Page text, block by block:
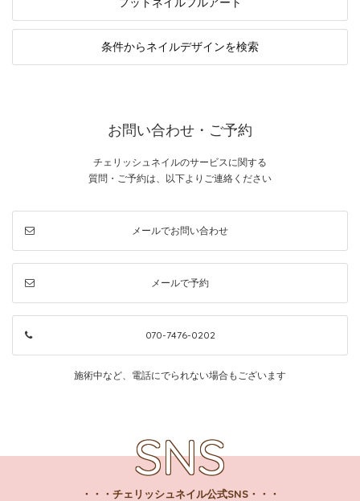
条件からネイルデザインを検索
お問い合わせ・ご予約
チェリッシュネイルのサービスに関する
質問・ご予約は、以下よりご連絡ください
メールでお問い合わせ
メールで予約
070-7476-0202
施術中など、電話にでられない場合もございます
チェリッシュネイル公式SNS